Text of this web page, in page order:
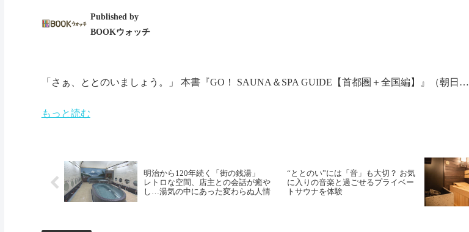
Published by
BOOKウォッチ
「さぁ、ととのいましょう。」 本書『GO！ SAUNA＆SPA GUIDE【首都圏＋全国編】』（朝日…
もっと読む
明治から120年続く「街の銭湯」
レトロな空間、店主との会話が癒や
し…湯気の中にあった変わらぬ人情
“ととのい”には「音」も大切？ お気
に入りの音楽と過ごせるプライベー
トサウナを体験